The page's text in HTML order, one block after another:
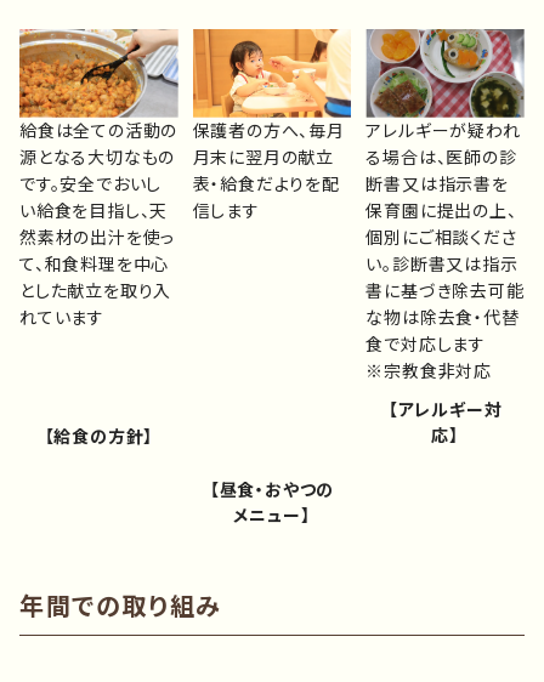
給食は全ての活動の
源となる大切なもの
です。安全でおいし
い給食を目指し、天
然素材の出汁を使っ
て、和食料理を中心
とした献立を取り入
れています
【給食の方針】
保護者の方へ、毎月
月末に翌月の献立
表・給食だよりを配
信します
【昼食・おやつの
メニュー】
アレルギーが疑われ
る場合は、医師の診
断書又は指示書を
保育園に提出の上、
個別にご相談くださ
い。診断書又は指示
書に基づき除去可能
な物は除去食・代替
食で対応します
※宗教食非対応
【アレルギー対
応】
年間での取り組み